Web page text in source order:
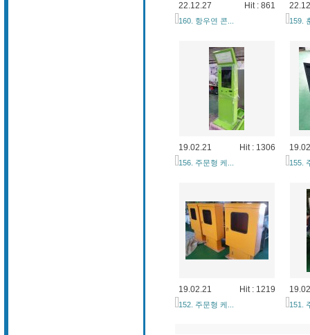
22.12.27 Hit : 861
160. 항우연 콘... 159.
19.02.21 Hit : 1306
156. 주문형 케... 155.
19.02.21 Hit : 1219
152. 주문형 케... 151.